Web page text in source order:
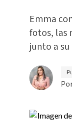
Emma
fotos, las
junto a